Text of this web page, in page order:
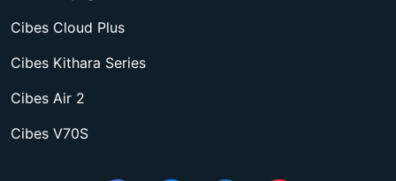
Cibes Cloud Plus
Cibes Kithara Series
Cibes Air 2
Cibes V70S